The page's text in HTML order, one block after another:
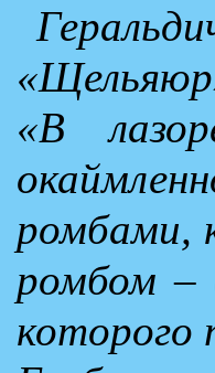
«В
ромбами,
ромбом –
которого